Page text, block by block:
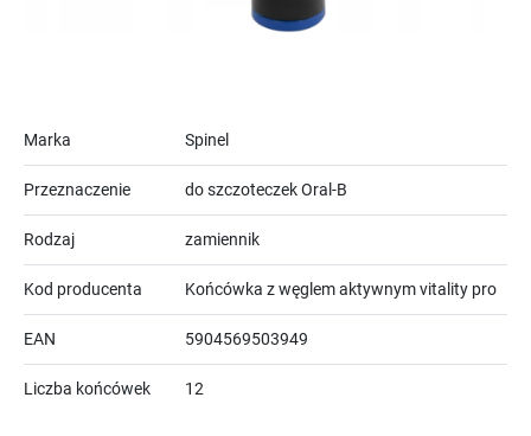
Marka Spinel
Przeznaczenie do szczoteczek Oral-B
Rodzaj zamiennik
Kod producenta Końcówka z węglem aktywnym vitality pro
EAN 5904569503949
Liczba końcówek 12